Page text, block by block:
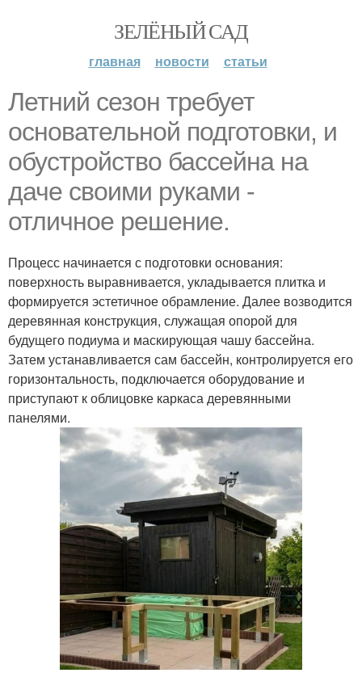
ЗЕЛЁНЫЙ САД
главная новости статьи
Летний сезон требует
основательной подготовки, и
обустройство бассейна на
даче своими руками -
отличное решение.
Процесс начинается с подготовки основания:
поверхность выравнивается, укладывается плитка и
формируется эстетичное обрамление. Далее возводится
деревянная конструкция, служащая опорой для
будущего подиума и маскирующая чашу бассейна.
Затем устанавливается сам бассейн, контролируется его
горизонтальность, подключается оборудование и
приступают к облицовке каркаса деревянными
панелями.